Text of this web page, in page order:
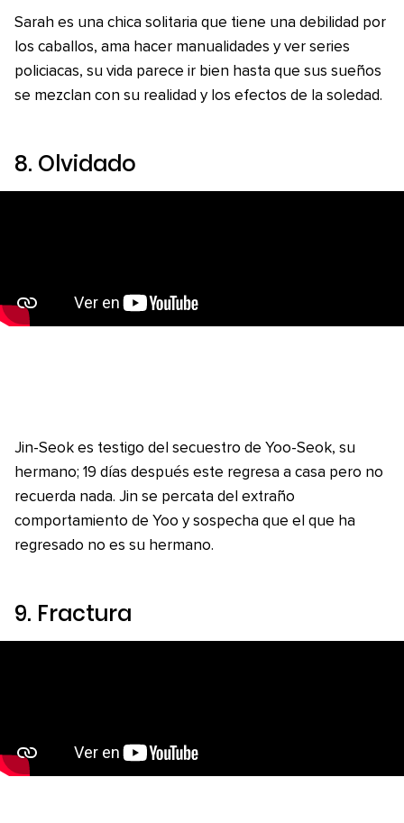
Sarah es una chica solitaria que tiene una debilidad por
los caballos, ama hacer manualidades y ver series
policiacas, su vida parece ir bien hasta que sus sueños
se mezclan con su realidad y los efectos de la soledad.
8. Olvidado
Jin-Seok es testigo del secuestro de Yoo-Seok, su
hermano; 19 días después este regresa a casa pero no
recuerda nada. Jin se percata del extraño
comportamiento de Yoo y sospecha que el que ha
regresado no es su hermano.
9. Fractura